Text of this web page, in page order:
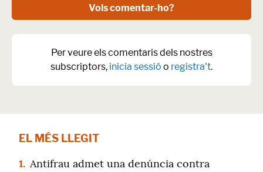
Vols comentar-ho?
Per veure els comentaris dels nostres
subscriptors, inicia sessió o registra't.
EL MÉS LLEGIT
1. Antifrau admet una denúncia contra